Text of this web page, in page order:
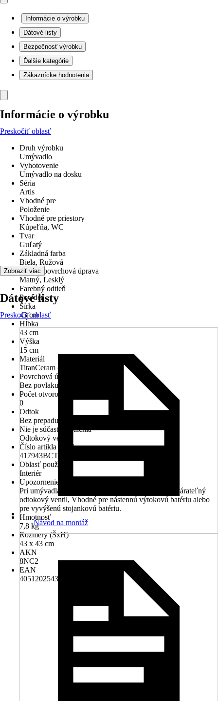
Informácie o výrobku
Dátové listy
Bezpečnosť výrobku
Ďalšie kategórie
Zákaznícke hodnotenia
Informácie o výrobku
Preskočiť oblasť
Druh výrobku
Umývadlo
Vyhotovenie
Umývadlo na dosku
Séria
Artis
Vhodné pre
Položenie
Vhodné pre priestory
Kúpeľňa, WC
Tvar
Guľatý
Základná farba
Biela, Ružová
Povrch/povrchová úprava
Matný, Lesklý
Farebný odtieň
Powder
Šírka
43 cm
Hĺbka
43 cm
Výška
15 cm
Materiál
TitanCeram (keramika)
Povrchová úprava
Bez povlaku
Počet otvorov na batériu
0
Odtok
Bez prepadu
Nie je súčasťou balenia
Odtokový ventil
Číslo artikla výrobcu
417943BCT0
Oblasť použitia
Interiér
Upozornenie
Pri umývadlách bez prepadu sa musí použiť neuzatvárateľný
odtokový ventil, Vhodné pre nástennú výtokovú batériu alebo
pre vyvýšenú stojankovú batériu.
Hmotnosť
7,8 kg
Rozmery (ŠxH)
43 x 43 cm
AKN
8NC2
EAN
4051202543693
Zobraziť viac
Dátové listy
Preskočiť oblasť
Návod na montáž